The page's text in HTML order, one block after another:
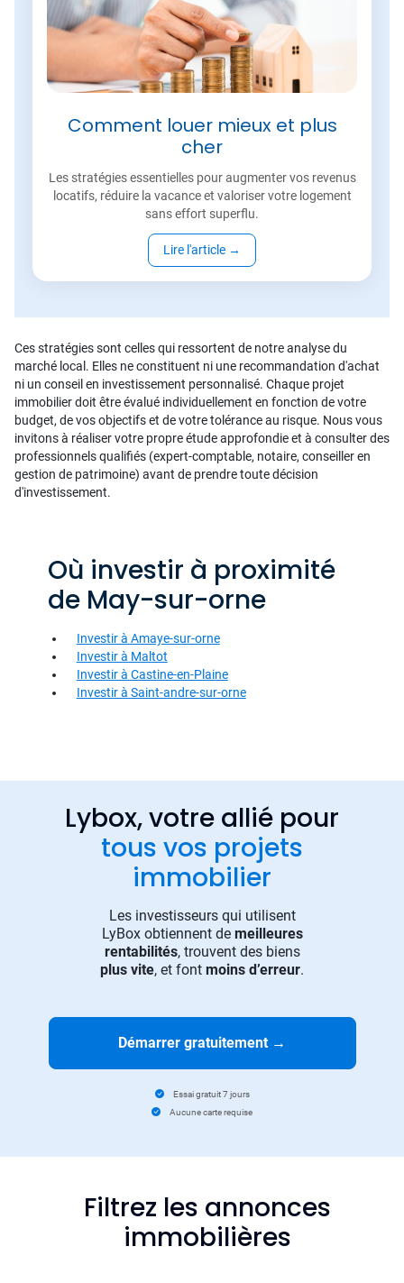
Comment louer mieux et plus
cher
Les stratégies essentielles pour augmenter vos revenus
locatifs, réduire la vacance et valoriser votre logement
sans effort superflu.
Lire l'article →
Ces stratégies sont celles qui ressortent de notre analyse du
marché local. Elles ne constituent ni une recommandation d'achat
ni un conseil en investissement personnalisé. Chaque projet
immobilier doit être évalué individuellement en fonction de votre
budget, de vos objectifs et de votre tolérance au risque. Nous vous
invitons à réaliser votre propre étude approfondie et à consulter des
professionnels qualifiés (expert-comptable, notaire, conseiller en
gestion de patrimoine) avant de prendre toute décision
d'investissement.
Où investir à proximité
de May-sur-orne
Investir à Amaye-sur-orne
Investir à Maltot
Investir à Castine-en-Plaine
Investir à Saint-andre-sur-orne
Lybox, votre allié pour
tous vos projets
immobilier
Les investisseurs qui utilisent
LyBox obtiennent de meilleures
rentabilités, trouvent des biens
plus vite, et font moins d’erreur.
Démarrer gratuitement →
Essai gratuit 7 jours
Aucune carte requise
Filtrez les annonces
immobilières